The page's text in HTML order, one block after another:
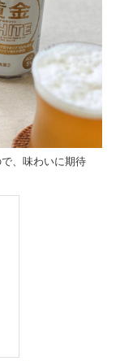
、味わいに期待